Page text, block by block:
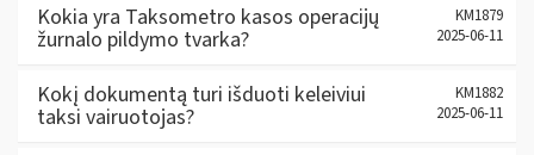
Kokia yra Taksometro kasos operacijų
žurnalo pildymo tvarka?
KM1879
2025-06-11
Kokį dokumentą turi išduoti keleiviui
taksi vairuotojas?
KM1882
2025-06-11